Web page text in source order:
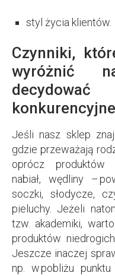
styl życia klientów.
Czynniki,
wyróżnić
decydować
Jeśli nasz sklep
gdzie przeważają
oprócz produktów
nabiał, wędliny –
soczki, słodycze,
pieluchy. Jeżeli
tzw. akademiki,
produktów
Jeszcze inaczej
np. w pobliżu